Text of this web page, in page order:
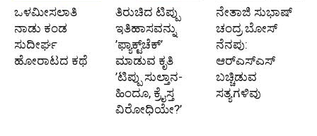
ಒಳಮೀಸಲಾತಿ
ನಾಡು ಕಂಡ
ಸುದೀರ್ಘ
ಹೋರಾಟದ ಕಥೆ
ತಿರುಚಿದ ಟಿಪ್ಪು
ಇತಿಹಾಸವನ್ನು
’ಫ್ಯಾಕ್ಟ್‌ಚೆಕ್’
ಮಾಡುವ ಕೃತಿ
’ಟಿಪ್ಪು ಸುಲ್ತಾನ-
ಹಿಂದೂ, ಕ್ರೈಸ್ತ
ವಿರೋಧಿಯೇ?’
ನೇತಾಜಿ ಸುಭಾಷ್‌
ಚಂದ್ರ ಬೋಸ್
ನೆನಪು:
ಆರ್‌ಎಸ್‌ಎಸ್‌
ಬಚ್ಚಿಡುವ
ಸತ್ಯಗಳಿವು